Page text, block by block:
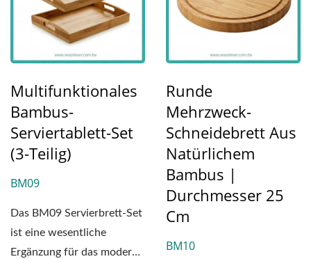
Multifunktionales
Bambus-
Serviertablett-Set
(3-Teilig)
BM09
Das BM09 Servierbrett-Set
ist eine wesentliche
Ergänzung für das moderne
Runde
Mehrzweck-
Schneidebrett Aus
Natürlichem
Bambus |
Durchmesser 25
Cm
BM10